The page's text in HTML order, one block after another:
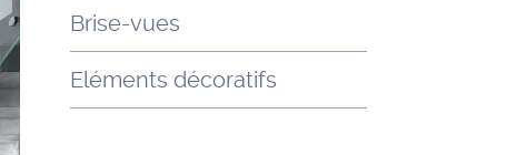
Brise-vues
Eléments décoratifs